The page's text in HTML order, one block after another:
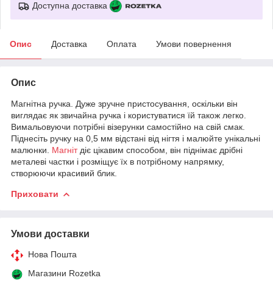
Доступна доставка
Опис Доставка Оплата Умови повернення
Опис
Магнітна ручка. Дуже зручне пристосування, оскільки він
виглядає як звичайна ручка і користуватися їй також легко.
Вимальовуючи потрібні візерунки самостійно на свій смак.
Піднесіть ручку на 0,5 мм відстані від нігтя і малюйте унікальні
малюнки. Магнітдіє цікавим способом, він піднімає дрібні
металеві частки і розміщує їх в потрібному напрямку,
створюючи красивий блик.
Приховати
Умови доставки
Нова Пошта
Магазини Rozetka